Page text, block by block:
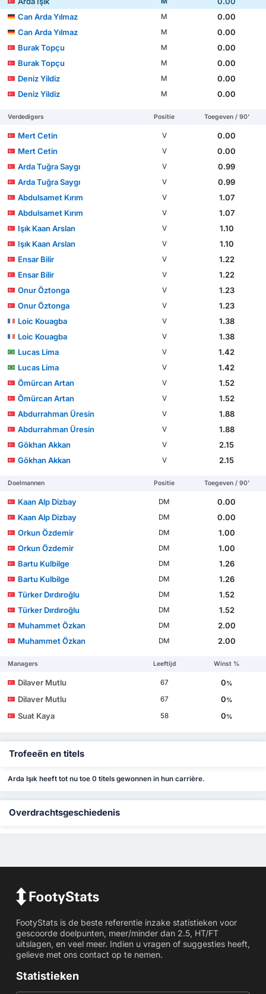
Can Arda Yılmaz
M
0.00
Can Arda Yılmaz
M
0.00
Burak Topçu
M
0.00
Burak Topçu
M
0.00
Deniz Yildiz
M
0.00
Deniz Yildiz
M 0.00
Verdedigers Positie Toegeven / 90'
Mert Cetin V
0.00
Mert Cetin
V
0.00
Arda Tuğra Saygı
V
0.99
Arda Tuğra Saygı
V
0.99
Abdulsamet Kırım
V
1.07
Abdulsamet Kırım
V
1.07
Işık Kaan Arslan
V
1.10
Işık Kaan Arslan
V
1.10
Ensar Bilir
V
1.22
Ensar Bilir
V
1.22
Onur Öztonga
V
1.23
Onur Öztonga
V
1.23
Loic Kouagba
V
1.38
Loic Kouagba
V
1.38
Lucas Lima
V
1.42
Lucas Lima
V
1.42
Ömürcan Artan
V
1.52
Ömürcan Artan
V
1.52
Abdurrahman Üresin
V
1.88
Abdurrahman Üresin
V
1.88
Gökhan Akkan
V
2.15
Gökhan Akkan
V 2.15
Doelmannen Positie Toegeven / 90'
Kaan Alp Dizbay DM
0.00
Kaan Alp Dizbay
DM
0.00
Orkun Özdemir
DM
1.00
Orkun Özdemir
DM
1.00
Bartu Kulbilge
DM
1.26
Bartu Kulbilge
DM
1.26
Türker Dırdıroğlu
DM
1.52
Türker Dırdıroğlu
DM
1.52
Muhammet Özkan
DM
2.00
Muhammet Özkan
DM 2.00
Managers Leeftijd Winst %
Dilaver Mutlu 67 0%
Dilaver Mutlu 67 0%
Suat Kaya 58 0%
Trofeeën en titels
Arda Işık heeft tot nu toe 0 titels gewonnen in hun carrière.
Overdrachtsgeschiedenis
FootyStats is de beste referentie inzake statistieken voor
gescoorde doelpunten, meer/minder dan 2.5, HT/FT
uitslagen, en veel meer. Indien u vragen of suggesties heeft,
gelieve met ons contact op te nemen.
Statistieken